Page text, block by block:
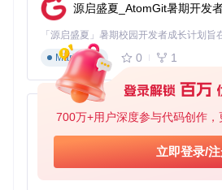
700万+用户深度参与代码创作，
立即登录/
源启盛夏_AtomGit暑期开发
Markdown
0 1
py-xiaozhi
Python
0 1